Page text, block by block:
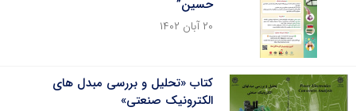
حسین”
۲۰ آبان ۱۴۰۲
کتاب «تحلیل و بررسی مبدل های
الکترونیک صنعتی»